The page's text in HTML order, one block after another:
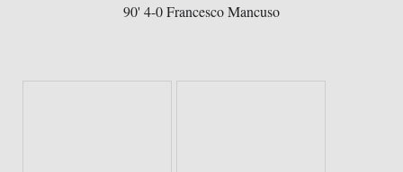
90' 4-0 Francesco Mancuso